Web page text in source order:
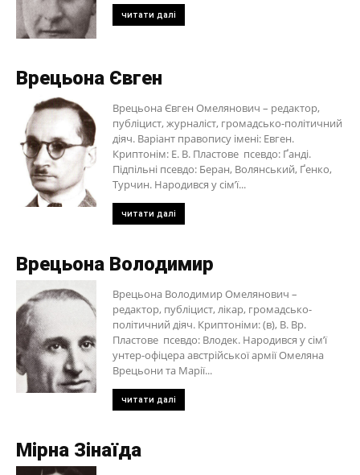
читати далі
Врецьона Євген
Врецьона Євген Омелянович – редактор,
публіцист, журналіст, громадсько-політичний
діяч. Варіант правопису імені: Евген.
Криптонім: Е. В. Пластове псевдо: Ґанді.
Підпільні псевдо: Беран, Волянський, Ґенко,
Турчин. Народився у сім’ї...
читати далі
Врецьона Володимир
Врецьона Володимир Омелянович –
редактор, публіцист, лікар, громадсько-
політичний діяч. Криптоніми: (в), В. Вр.
Пластове псевдо: Влодек. Народився у сім’ї
унтер-офіцера австрійської армії Омеляна
Врецьони та Марії...
читати далі
Мірна Зінаїда